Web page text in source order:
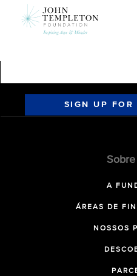
SIGN UP FOR
A
ÁREAS DE
NOSSOS